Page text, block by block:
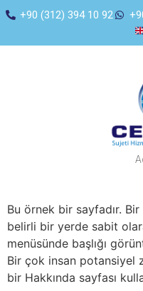
+90 (312) 394 10 92
Bu örnek bir sayfadır. Bir
belirli bir yerde sabit
menüsünde başlığı
Bir çok insan potansiyel
bir Hakkında sayfası